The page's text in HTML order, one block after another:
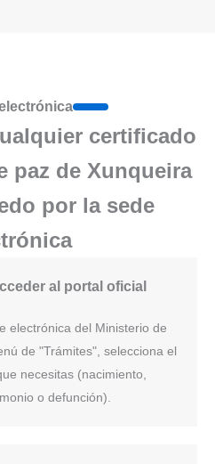
certificado
paz de Xunqueira
por la sede
al portal oficial
electrónica del Ministerio de
de "Trámites", selecciona el
necesitas (nacimiento,
o defunción).